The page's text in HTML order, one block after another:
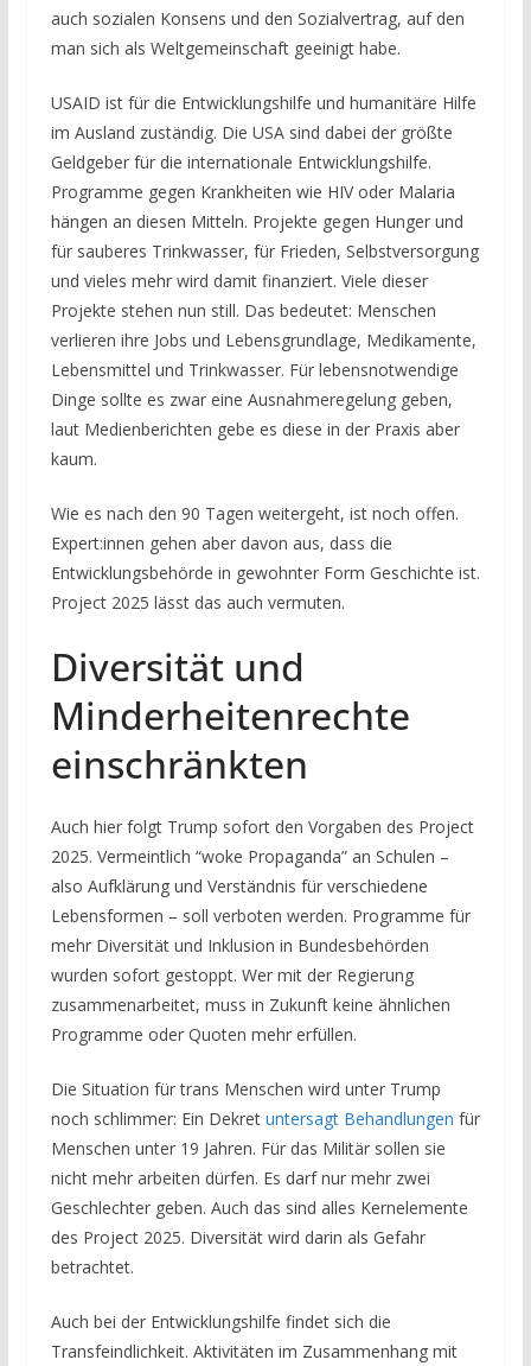
auch sozialen Konsens und den Sozialvertrag, auf den
man sich als Weltgemeinschaft geeinigt habe.
USAID ist für die Entwicklungshilfe und humanitäre Hilfe
im Ausland zuständig. Die USA sind dabei der größte
Geldgeber für die internationale Entwicklungshilfe.
Programme gegen Krankheiten wie HIV oder Malaria
hängen an diesen Mitteln. Projekte gegen Hunger und
für sauberes Trinkwasser, für Frieden, Selbstversorgung
und vieles mehr wird damit finanziert. Viele dieser
Projekte stehen nun still. Das bedeutet: Menschen
verlieren ihre Jobs und Lebensgrundlage, Medikamente,
Lebensmittel und Trinkwasser. Für lebensnotwendige
Dinge sollte es zwar eine Ausnahmeregelung geben,
laut Medienberichten gebe es diese in der Praxis aber
kaum.
Wie es nach den 90 Tagen weitergeht, ist noch offen.
Expert:innen gehen aber davon aus, dass die
Entwicklungsbehörde in gewohnter Form Geschichte ist.
Project 2025 lässt das auch vermuten.
Diversität und
Minderheitenrechte
einschränkten
Auch hier folgt Trump sofort den Vorgaben des Project
2025. Vermeintlich “woke Propaganda” an Schulen –
also Aufklärung und Verständnis für verschiedene
Lebensformen – soll verboten werden. Programme für
mehr Diversität und Inklusion in Bundesbehörden
wurden sofort gestoppt. Wer mit der Regierung
zusammenarbeitet, muss in Zukunft keine ähnlichen
Programme oder Quoten mehr erfüllen.
Die Situation für trans Menschen wird unter Trump
noch schlimmer: Ein Dekretuntersagt Behandlungen für
Menschen unter 19 Jahren. Für das Militär sollen sie
nicht mehr arbeiten dürfen. Es darf nur mehr zwei
Geschlechter geben. Auch das sind alles Kernelemente
des Project 2025. Diversität wird darin als Gefahr
betrachtet.
Auch bei der Entwicklungshilfe findet sich die
Transfeindlichkeit. Aktivitäten im Zusammenhang mit